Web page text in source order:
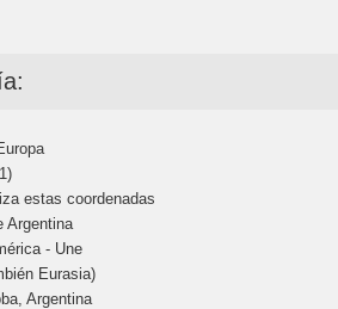
estas coordenadas
Argentina
- Une
Eurasia)
Argentina